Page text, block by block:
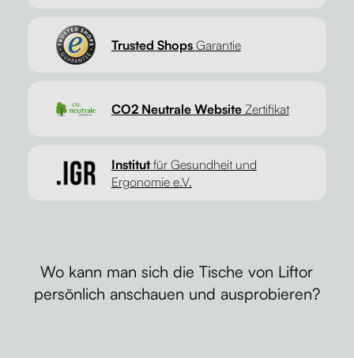
Trusted Shops Garantie
CO2 Neutrale WebsiteZertifikat
Institutfür Gesundheit und
Ergonomie e.V.
Wo kann man sich die Tische von Liftor
persönlich anschauen und ausprobieren?